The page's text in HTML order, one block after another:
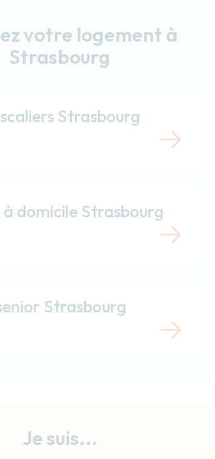
votre logement à
Strasbourg
Strasbourg
domicile Strasbourg
Strasbourg
Je suis...